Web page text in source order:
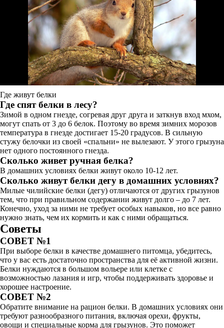
Где живут белки
Где спят белки в лесу?
Зимой в одном гнезде, согревая друг друга и заткнув вход мхом,
могут спать от 3 до 6 белок. Поэтому во время зимних морозов
температура в гнезде достигает 15-20 градусов. В сильную
стужу белочки из своей «спальни» не вылезают. У этого грызуна
нет одного постоянного гнезда.
Сколько живет ручная белка?
В домашних условиях белки живут около 10-12 лет.
Сколько живут белки дегу в домашних условиях?
Милые чилийские белки (дегу) отличаются от других грызунов
тем, что при правильном содержании живут долго – до 7 лет.
Конечно, уход за ними не требует особых навыков, но все равно
нужно знать, чем их кормить и как с ними обращаться.
Советы
СОВЕТ №1
При выборе белки в качестве домашнего питомца, убедитесь,
что у вас есть достаточно пространства для её активной жизни.
Белки нуждаются в большом вольере или клетке с
возможностью лазания и игр, чтобы поддерживать здоровье и
хорошее настроение.
СОВЕТ №2
Обратите внимание на рацион белки. В домашних условиях они
требуют разнообразного питания, включая орехи, фрукты,
овощи и специальные корма для грызунов. Это поможет